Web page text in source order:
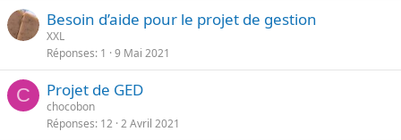
Besoin d’aide pour le projet de gestion
XXL
Réponses 1 9 Mai 2021
C Projet de GED
chocobon
Réponses 12 2 Avril 2021